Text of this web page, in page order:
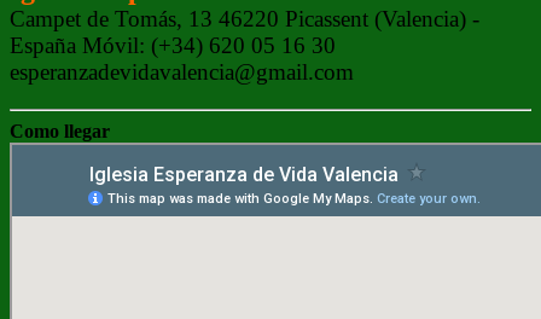
Campet de Tomás, 13 46220 Picassent (Valencia) -
España Móvil: (+34) 620 05 16 30
esperanzadevidavalencia@gmail.com
Como llegar